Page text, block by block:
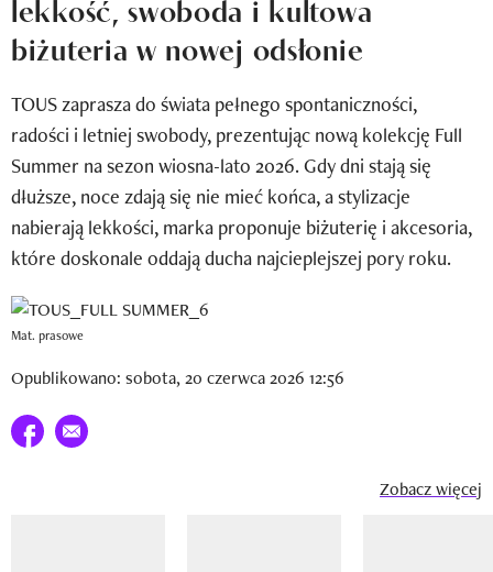
Newsletter
Wizaz Summer Influ School
Mój profil / Zarejestruj się
lekkość, swoboda i kultowa
biżuteria w nowej odsłonie
TOUS zaprasza do świata pełnego spontaniczności,
radości i letniej swobody, prezentując nową kolekcję Full
Summer na sezon wiosna-lato 2026. Gdy dni stają się
dłuższe, noce zdają się nie mieć końca, a stylizacje
nabierają lekkości, marka proponuje biżuterię i akcesoria,
które doskonale oddają ducha najcieplejszej pory roku.
Mat. prasowe
Opublikowano: sobota, 20 czerwca 2026 12:56
Udostępnij na facebook
E-mail do przyjaciela
Zobacz więcej